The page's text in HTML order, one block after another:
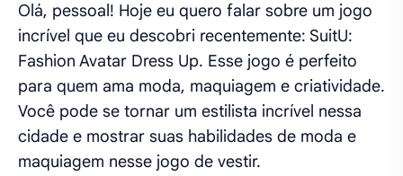
Olá, pessoal! Hoje eu quero falar sobre um jogo
incrível que eu descobri recentemente: SuitU:
Fashion Avatar Dress Up. Esse jogo é perfeito
para quem ama moda, maquiagem e criatividade.
Você pode se tornar um estilista incrível nessa
cidade e mostrar suas habilidades de moda e
maquiagem nesse jogo de vestir.